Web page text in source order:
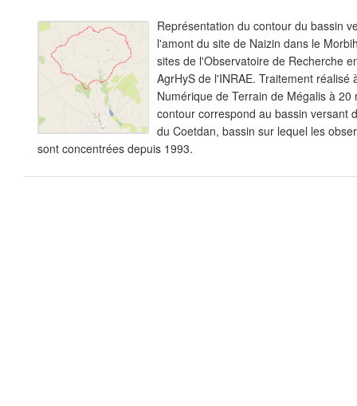
Représentation du contour du bassin
l'amont du site de Naizin dans le
sites de l'Observatoire de Recherche
AgrHyS de l'INRAE. Traitement réalisé
Numérique de Terrain de Mégalis à 20
contour correspond au bassin versant
du Coetdan, bassin sur lequel les
sont concentrées depuis 1993.